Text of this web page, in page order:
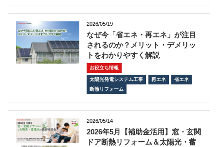
2026/05/19
なぜ今「省エネ・再エネ」が注目
されるのか？メリット・デメリッ
トをわかりやすく解説
お役立ち情報
太陽光発電システム工事 再エネ
省エネ
断熱リフォーム
2026/05/14
2026年5月【補助金活用】窓・玄関
ドア断熱リフォーム＆太陽光・蓄